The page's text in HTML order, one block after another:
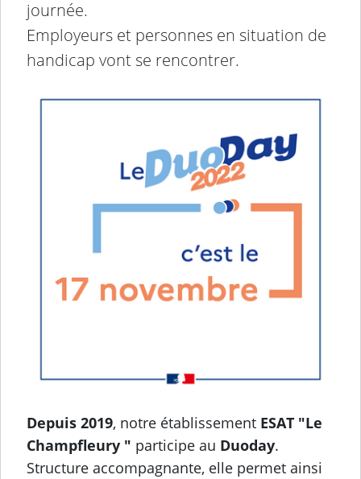
journée.
Employeurs et personnes en situation de
handicap vont se rencontrer.
Depuis 2019, notre établissement ESAT "Le
Champfleury " participe au Duoday.
Structure accompagnante, elle permet ainsi